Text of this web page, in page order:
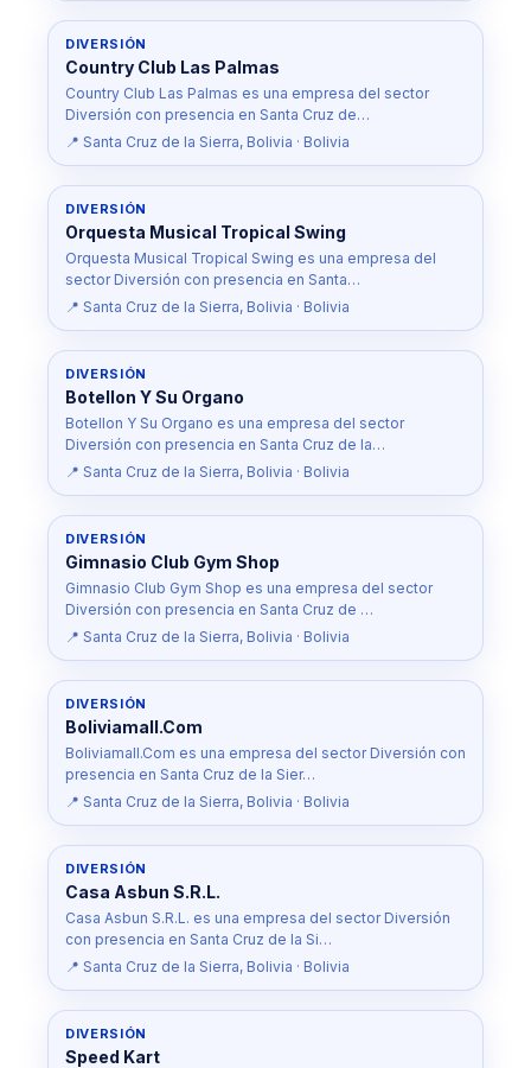
DIVERSIÓN
Country Club Las Palmas
Country Club Las Palmas es una empresa del sector
Diversión con presencia en Santa Cruz de…
📍 Santa Cruz de la Sierra, Bolivia · Bolivia
DIVERSIÓN
Orquesta Musical Tropical Swing
Orquesta Musical Tropical Swing es una empresa del
sector Diversión con presencia en Santa…
📍 Santa Cruz de la Sierra, Bolivia · Bolivia
DIVERSIÓN
Botellon Y Su Organo
Botellon Y Su Organo es una empresa del sector
Diversión con presencia en Santa Cruz de la…
📍 Santa Cruz de la Sierra, Bolivia · Bolivia
DIVERSIÓN
Gimnasio Club Gym Shop
Gimnasio Club Gym Shop es una empresa del sector
Diversión con presencia en Santa Cruz de …
📍 Santa Cruz de la Sierra, Bolivia · Bolivia
DIVERSIÓN
Boliviamall.Com
Boliviamall.Com es una empresa del sector Diversión con
presencia en Santa Cruz de la Sier…
📍 Santa Cruz de la Sierra, Bolivia · Bolivia
DIVERSIÓN
Casa Asbun S.R.L.
Casa Asbun S.R.L. es una empresa del sector Diversión
con presencia en Santa Cruz de la Si…
📍 Santa Cruz de la Sierra, Bolivia · Bolivia
DIVERSIÓN
Speed Kart